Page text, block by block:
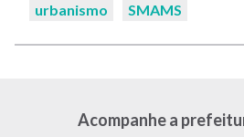
urbanismo
SMAMS
Acompanhe a